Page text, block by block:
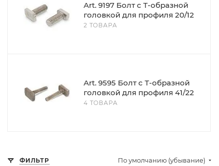
Art. 9197 Болт с Т-образной
головкой для профиля 20/12
2 ТОВАРА
Art. 9595 Болт с Т-образной
головкой для профиля 41/22
4 ТОВАРА
ФИЛЬТР По умолчанию (убывание)